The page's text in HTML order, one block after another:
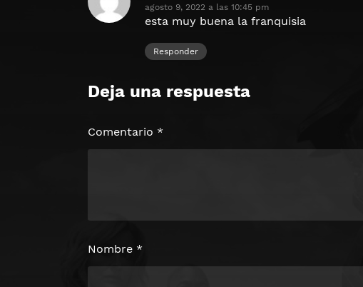
agosto 9, 2022 a las 10:45 pm
esta muy buena la franquisia
Responder
Deja una respuesta
Comentario *
Nombre *